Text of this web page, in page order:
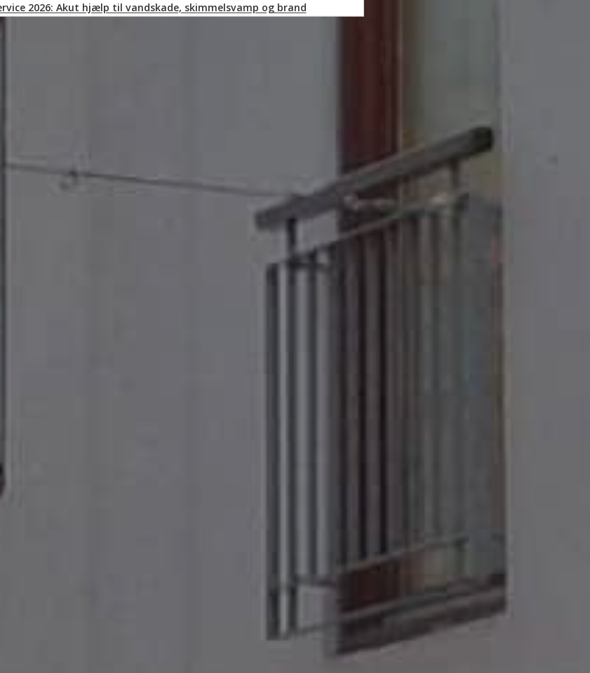
2026: Akut hjælp til vandskade, skimmelsvamp og brand